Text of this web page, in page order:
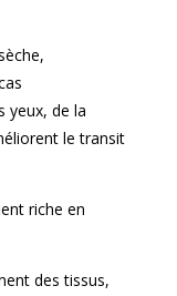
yeux, de la
le transit
riche en
des tissus,